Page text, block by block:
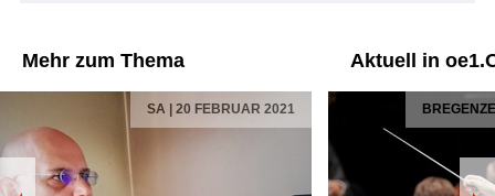
Mehr zum Thema
SA | 20 FEBRUAR 2021
Aktuell in